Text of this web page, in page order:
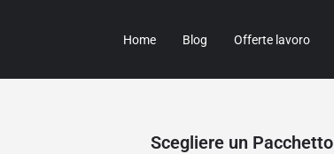
Home Blog Offerte lavoro
Scegliere un Pacchetto